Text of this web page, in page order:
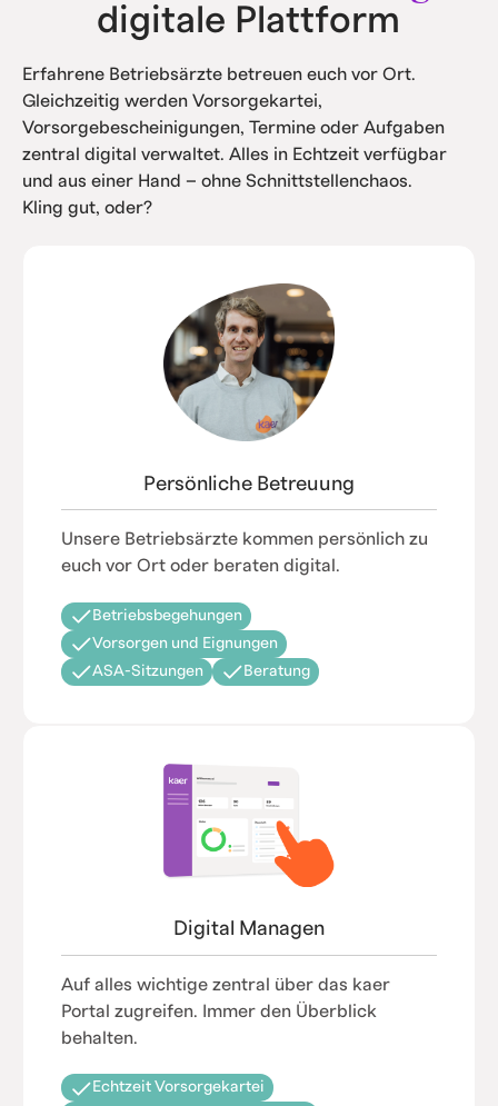
digitale Plattform
Erfahrene Betriebsärzte betreuen euch vor Ort.
Gleichzeitig werden Vorsorgekartei,
Vorsorgebescheinigungen, Termine oder Aufgaben
zentral digital verwaltet. Alles in Echtzeit verfügbar
und aus einer Hand – ohne Schnittstellenchaos.
Kling gut, oder?
Persönliche Betreuung
Unsere Betriebsärzte kommen persönlich zu
euch vor Ort oder beraten digital.
Betriebsbegehungen
Vorsorgen und Eignungen
ASA-Sitzungen
Beratung
Digital Managen
Auf alles wichtige zentral über das kaer
Portal zugreifen. Immer den Überblick
behalten.
Echtzeit Vorsorgekartei